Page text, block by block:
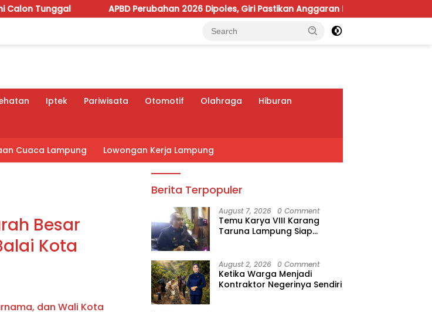
APBD Perubahan 2026 Dipoles, Giri Pastikan Anggaran Fokus Program Prioritas
Iptek Pariwisata Otomotif Olahraga Hiburan
Cuaca Lampung Lowongan Kerja Lampung
Besar
Kota
Berita Terpopuler
August 7, 2026 0 Comment
Temu Karya VIII Karang
Taruna Lampung Siap
August 2, 2026 0 Comment
Ketika Warga Menjadi
Kontraktor Negerinya Sendiri